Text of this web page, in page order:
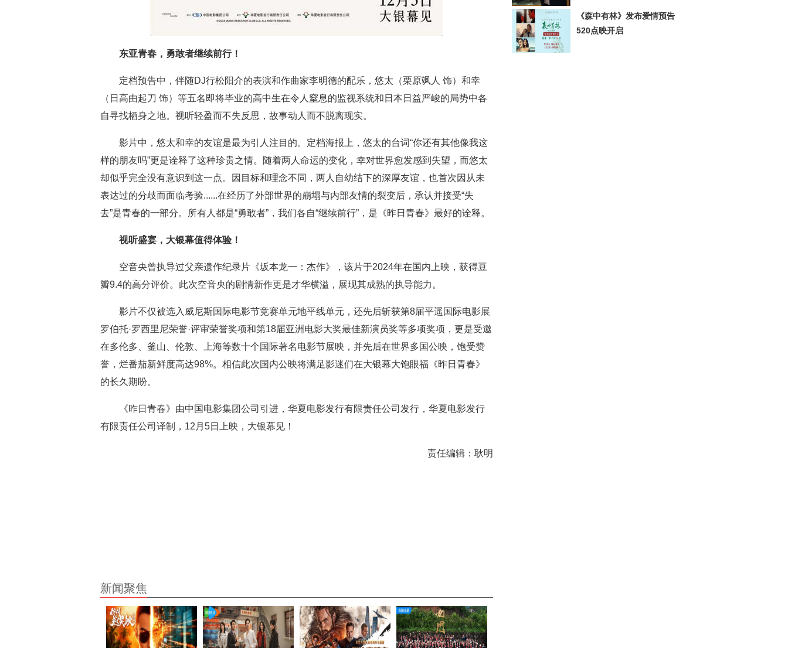
东亚青春，勇敢者继续前行！
定档预告中，伴随DJ行松阳介的表演和作曲家李明德的配乐，悠太（栗原飒人 饰）和幸
（日高由起刀 饰）等五名即将毕业的高中生在令人窒息的监视系统和日本日益严峻的局势中各
自寻找栖身之地。视听轻盈而不失反思，故事动人而不脱离现实。
影片中，悠太和幸的友谊是最为引人注目的。定档海报上，悠太的台词“你还有其他像我这
样的朋友吗”更是诠释了这种珍贵之情。随着两人命运的变化，幸对世界愈发感到失望，而悠太
却似乎完全没有意识到这一点。因目标和理念不同，两人自幼结下的深厚友谊，也首次因从未
表达过的分歧而面临考验......在经历了外部世界的崩塌与内部友情的裂变后，承认并接受“失
去”是青春的一部分。所有人都是“勇敢者”，我们各自“继续前行”，是《昨日青春》最好的诠释。
视听盛宴，大银幕值得体验！
空音央曾执导过父亲遗作纪录片《坂本龙一：杰作》，该片于2024年在国内上映，获得豆
瓣9.4的高分评价。此次空音央的剧情新作更是才华横溢，展现其成熟的执导能力。
影片不仅被选入威尼斯国际电影节竞赛单元地平线单元，还先后斩获第8届平遥国际电影展
罗伯托·罗西里尼荣誉·评审荣誉奖项和第18届亚洲电影大奖最佳新演员奖等多项奖项，更是受邀
在多伦多、釜山、伦敦、上海等数十个国际著名电影节展映，并先后在世界多国公映，饱受赞
誉，烂番茄新鲜度高达98%。相信此次国内公映将满足影迷们在大银幕大饱眼福《昨日青春》
的长久期盼。
《昨日青春》由中国电影集团公司引进，华夏电影发行有限责任公司发行，华夏电影发行
有限责任公司译制，12月5日上映，大银幕见！
责任编辑：耿明
《森中有林》发布爱情预告
520点映开启
新闻聚焦